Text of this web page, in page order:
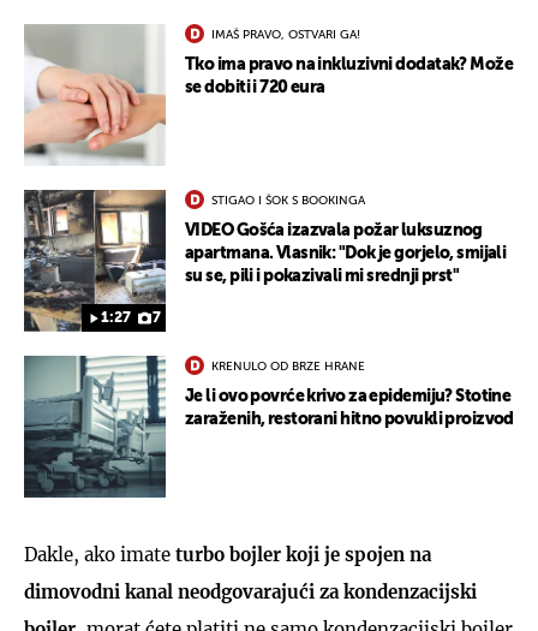
IMAŠ PRAVO, OSTVARI GA!
Tko ima pravo na inkluzivni dodatak? Može
se dobiti i 720 eura
1:27 7
STIGAO I ŠOK S BOOKINGA
VIDEO Gošća izazvala požar luksuznog
apartmana. Vlasnik: "Dok je gorjelo, smijali
su se, pili i pokazivali mi srednji prst"
KRENULO OD BRZE HRANE
Je li ovo povrće krivo za epidemiju? Stotine
zaraženih, restorani hitno povukli proizvod
Dakle, ako imate turbo bojler koji je spojen na
dimovodni kanal neodgovarajući za kondenzacijski